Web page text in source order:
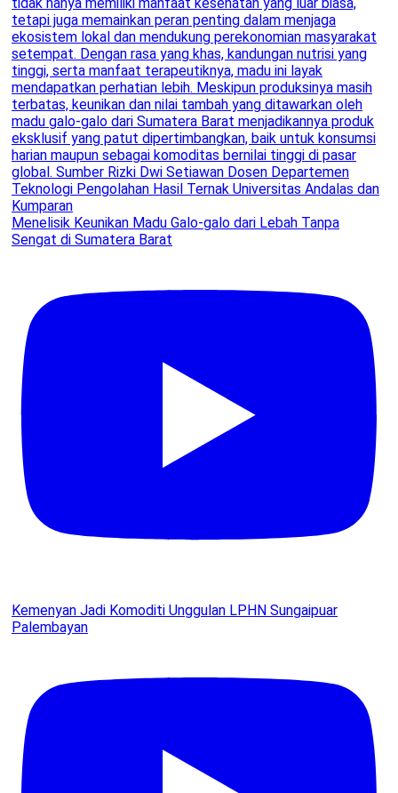
Menelisik Keunikan Madu Galo-galo dari Lebah Tanpa
Sengat di Sumatera Barat
Kemenyan Jadi Komoditi Unggulan LPHN Sungaipuar
Palembayan